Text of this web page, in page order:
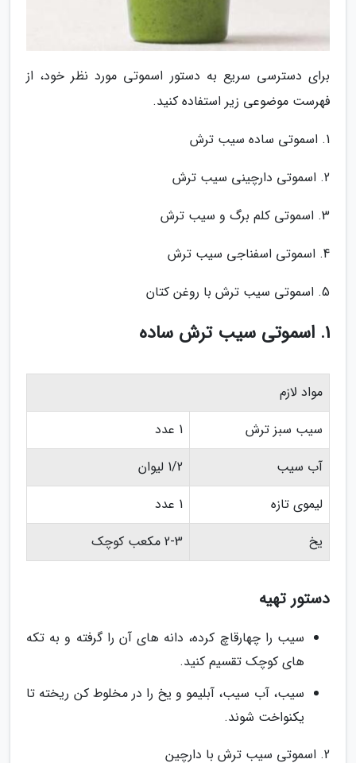
برای دسترسی سریع به دستور اسموتی مورد نظر خود، از
فهرست موضوعی زیر استفاده کنید.
1. اسموتی ساده سیب ترش
2. اسموتی دارچینی سیب ترش
3. اسموتی کلم برگ و سیب ترش
4. اسموتی اسفناجی سیب ترش
5. اسموتی سیب ترش با روغن کتان
1. اسموتی سیب ترش ساده
مواد لازم
سیب سبز ترش
1 عدد
آب سیب
1/2 لیوان
لیموی تازه
1 عدد
یخ
2-3 مکعب کوچک
دستور تهیه
سیب را چهارقاچ کرده، دانه های آن را گرفته و به تکه
های کوچک تقسیم کنید.
سیب، آب سیب، آبلیمو و یخ را در مخلوط کن ریخته تا
یکنواخت شوند.
2. اسموتی سیب ترش با دارچین